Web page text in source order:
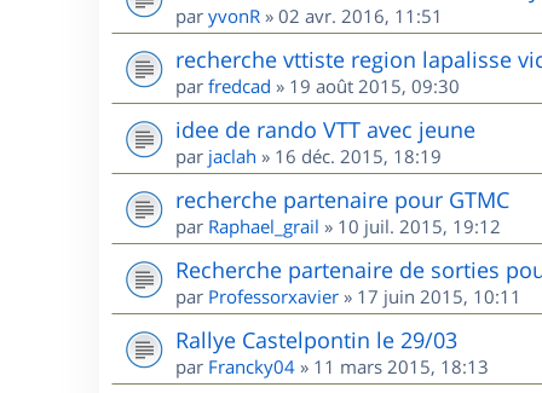
par yvonR » 02 avr. 2016, 11:51
recherche vttiste region lapalisse
par fredcad » 19 août 2015, 09:30
idee de rando VTT avec jeune
par jaclah » 16 déc. 2015, 18:19
recherche partenaire pour GTMC
par Raphael_grail » 10 juil. 2015, 19:12
Recherche partenaire de sorties
par Professorxavier » 17 juin 2015, 10:11
Rallye Castelpontin le 29/03
par Francky04 » 11 mars 2015, 18:13